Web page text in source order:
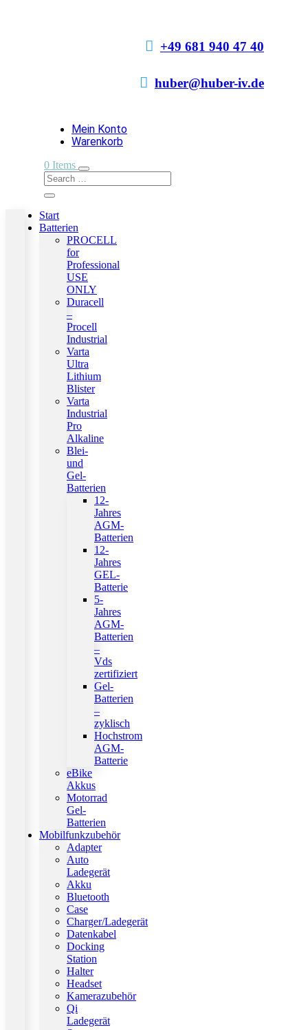
 +49 681 940 47 40
 huber@huber-iv.de
Mein Konto
Warenkorb
0 Items
Start
Batterien
PROCELL
for
Professional
USE
ONLY
Duracell
–
Procell
Industrial
Varta
Ultra
Lithium
Blister
Varta
Industrial
Pro
Alkaline
Blei-
und
Gel-
Batterien
12-
Jahres
AGM-
Batterien
12-
Jahres
GEL-
Batterie
5-
Jahres
AGM-
Batterien
–
Vds
zertifiziert
Gel-
Batterien
–
zyklisch
Hochstrom
AGM-
Batterie
eBike
Akkus
Motorrad
Gel-
Batterien
Mobilfunkzubehör
Adapter
Auto
Ladegerät
Akku
Bluetooth
Case
Charger/Ladegerät
Datenkabel
Docking
Station
Halter
Headset
Kamerazubehör
Qi
Ladegerät